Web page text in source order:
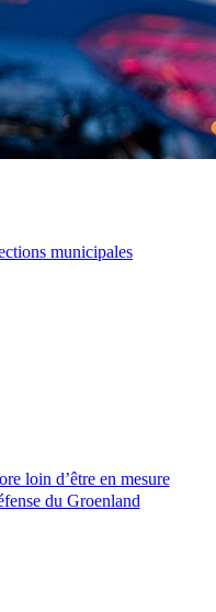
municipales
loin d’être en mesure
du Groenland